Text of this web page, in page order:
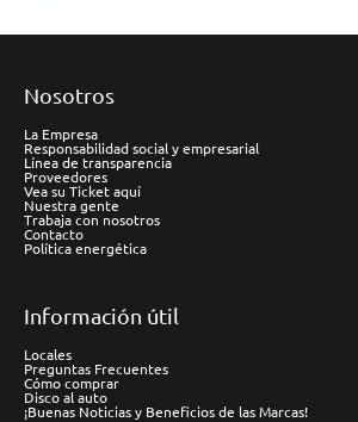
Nosotros
La Empresa
Responsabilidad social y empresarial
Línea de transparencia
Proveedores
Vea su Ticket aquí
Nuestra gente
Trabaja con nosotros
Contacto
Política energética
Información útil
Locales
Preguntas Frecuentes
Cómo comprar
Disco al auto
¡Buenas Noticias y Beneficios de las Marcas!